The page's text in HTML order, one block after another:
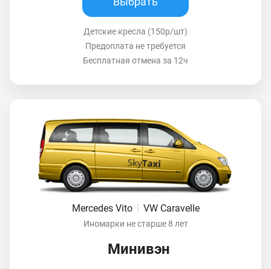
Детские кресла (150р/шт)
Предоплата не требуется
Бесплатная отмена за 12ч
Mercedes Vito VW Caravelle
Иномарки не старше 8 лет
Минивэн